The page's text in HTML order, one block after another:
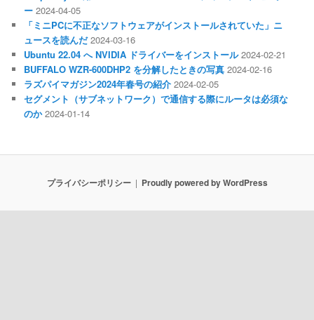
ー 2024-04-05
「ミニPCに不正なソフトウェアがインストールされていた」ニ
ュースを読んだ 2024-03-16
Ubuntu 22.04 へ NVIDIA ドライバーをインストール 2024-02-21
BUFFALO WZR-600DHP2 を分解したときの写真 2024-02-16
ラズパイマガジン2024年春号の紹介 2024-02-05
セグメント（サブネットワーク）で通信する際にルータは必須な
のか 2024-01-14
プライバシーポリシー Proudly powered by WordPress